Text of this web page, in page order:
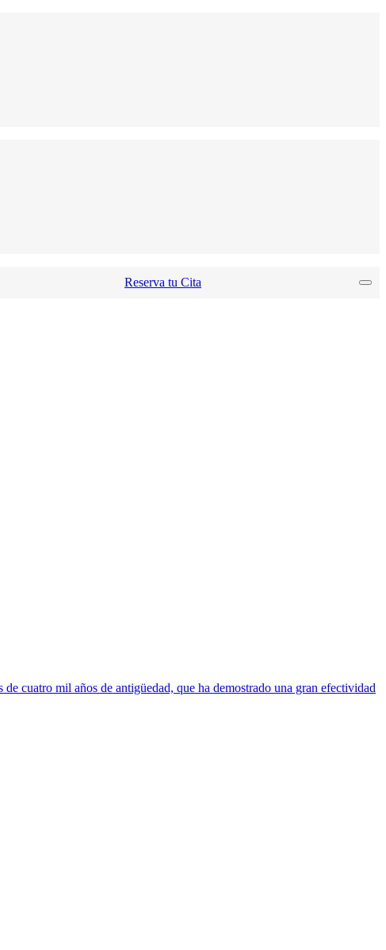
Reserva tu Cita
cuatro mil años de antigüedad, que ha demostrado una gran efectividad